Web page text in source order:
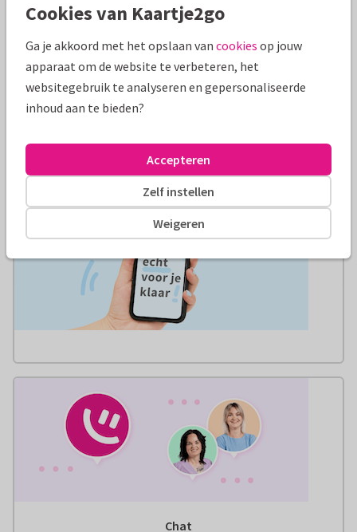
Mailen
Onze mailbox is altijd geopend voor vragen. Op
werkdagen ontvang je doorgaans binnen 24 uur een
Vraag mailen
Chat
Cookies van Kaartje2go
Ga je akkoord met het opslaan van cookies op jouw
apparaat om de website te verbeteren, het
websitegebruik te analyseren en gepersonaliseerde
inhoud aan te bieden?
Weigeren
Zelf instellen
Accepteren